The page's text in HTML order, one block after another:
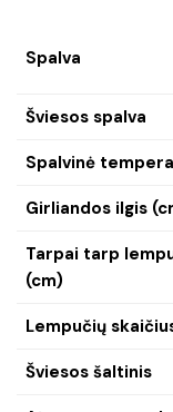
Spalva
Šviesos spalva
Spalvinė
Girliandos ilgis
Tarpai tarp
(cm)
Lempučių
Šviesos šaltinis